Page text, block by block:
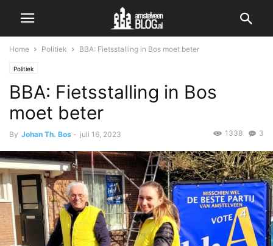
Home Politiek BBA: Fietsstalling in Bos moet beter
Politiek
BBA: Fietsstalling in Bos
moet beter
By Johan Th. Bos - juli 16, 2023 3
1338